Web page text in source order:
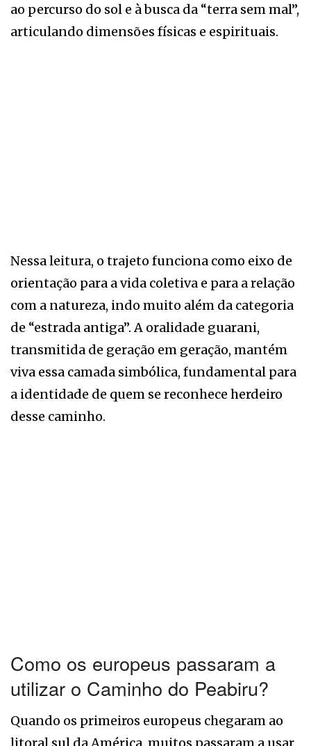
ao percurso do sol e à busca da “terra sem mal”,
articulando dimensões físicas e espirituais.
Nessa leitura, o trajeto funciona como eixo de
orientação para a vida coletiva e para a relação
com a natureza, indo muito além da categoria
de “estrada antiga”. A oralidade guarani,
transmitida de geração em geração, mantém
viva essa camada simbólica, fundamental para
a identidade de quem se reconhece herdeiro
desse caminho.
Como os europeus passaram a
utilizar o Caminho do Peabiru?
Quando os primeiros europeus chegaram ao